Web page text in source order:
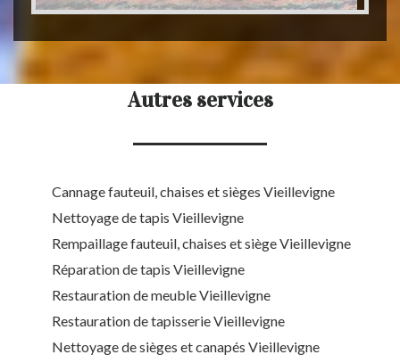
Autres services
Cannage fauteuil, chaises et sièges Vieillevigne
Nettoyage de tapis Vieillevigne
Rempaillage fauteuil, chaises et siège Vieillevigne
Réparation de tapis Vieillevigne
Restauration de meuble Vieillevigne
Restauration de tapisserie Vieillevigne
Nettoyage de sièges et canapés Vieillevigne